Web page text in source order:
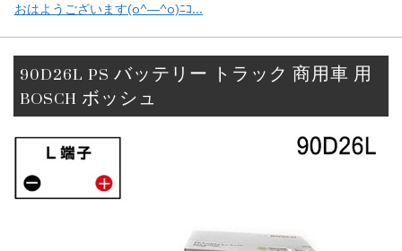
おはようございます(o^―^o)ﾆｺ...
90D26L PS バッテリー トラック 商用車 用
BOSCH ボッシュ